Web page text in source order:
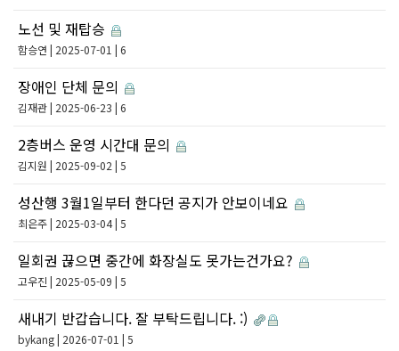
노선 및 재탑승
함승연 | 2025-07-01 | 6
장애인 단체 문의
김재관| 2025-06-23 | 6
2층버스 운영 시간대 문의
김지원 | 2025-09-02 | 5
성산행 3월1일부터 한다던 공지가 안보이네요
최은주| 2025-03-04 | 5
일회권 끊으면 중간에 화장실도 못가는건가요?
고우진 | 2025-05-09 | 5
새내기 반갑습니다. 잘 부탁드립니다. :)
bykang| 2026-07-01 | 5